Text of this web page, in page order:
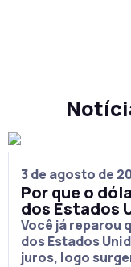
3 de agosto de
Por que o
dos Estados
Você já reparou
dos Estados
juros, logo